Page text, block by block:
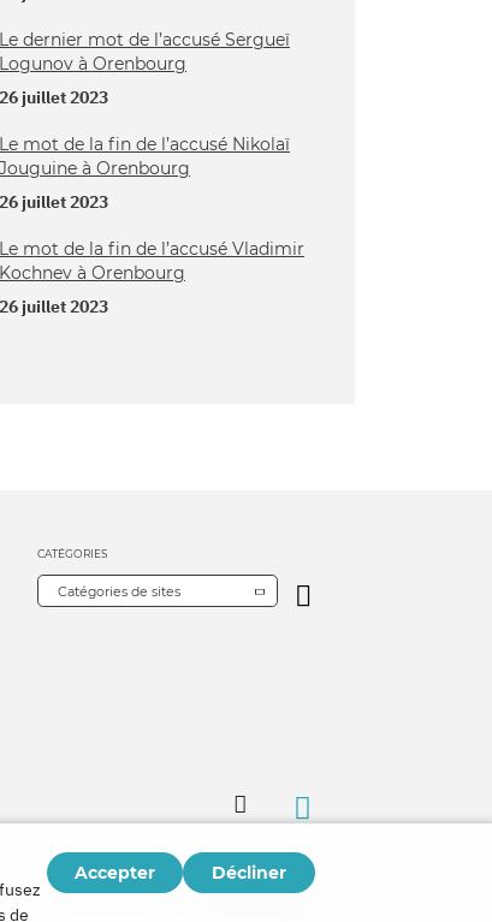
Le dernier mot de l’accusé Sergueï
Logunov à Orenbourg
26 juillet 2023
Le mot de la fin de l’accusé Nikolaï
Jouguine à Orenbourg
26 juillet 2023
Le mot de la fin de l’accusé Vladimir
Kochnev à Orenbourg
26 juillet 2023
CATÉGORIES
Catégories de sites
Copyright © 2026
de
Accepter Décliner